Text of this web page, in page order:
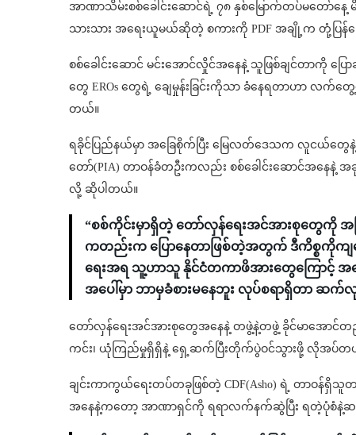
အာဏာသိမ်းစစ်ခေါင်းဆောင်ရဲ့ ၇၈ နှစ်မြောက်တပ်မတော်နေ့
သားသား အရေးယူမယ်ဆိုတဲ့ စကားကို PDF အချို့က တုံ့ပြန်ပ
စစ်ခေါင်းဆောင် မင်းအောင်လှိုင်အနေနဲ့ သူဖြစ်ချင်တာကို ပ
တွေ EROs တွေရဲ့ ချေမှုန်းခြင်းကိုသာ ခံနေရတာဟာ လက်
တယ်။
ရခိုင်ပြည်နယ်မှာ အခြေစိုက်ပြီး မြေလတ်ဒေသက လူငယ်
တော်(PIA) တာဝန်ခံတဦးကလည်း စစ်ခေါင်းဆောင်အနေနဲ့
လို့ ဆိုပါတယ်။
“စစ်ကိုင်းမှာရှိတဲ့ တော်လှန်ရေးအင်အားစုတွေကို
ကတည်းက ပြောနေတာဖြစ်တဲ့အတွက် ဒီကိစ္စကိုကျ
ရေးအရ သူ့ဟာသူ နိုင်ငံတကာဖိအားတွေကြောင့်
အပေါ်မှာ ဘာမှခံစားမနေဘူး လုပ်စရာရှိတာ ဆက်
တော်လှန်ရေးအင်အားစုတွေအနေနဲ့ တဖွဲ့နဲ့တဖွဲ့ ခိုင်မာအောင်
ကင်း၊ ယုံကြည်မှုရှိရှိနဲ့ ရှေ့ဆက်ပြီးတိုက်ပွဲဝင်သွားဖို့ လိုအပ်
ချင်းကာကွယ်ရေးတပ်တခုဖြစ်တဲ့ CDF(Asho) ရဲ့ တာဝန်ရှိ
အနေနဲ့ကတော့ အာဏာရှင်ကို ရရာလက်နက်ဆွဲပြီး ရတဲ့ပုံစံနဲ့ဆ